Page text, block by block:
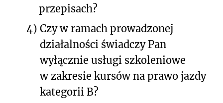
przepisach?
4) Czy w ramach prowadzonej
działalności świadczy Pan
wyłącznie usługi szkoleniowe
w zakresie kursów na prawo jazdy
kategorii B?